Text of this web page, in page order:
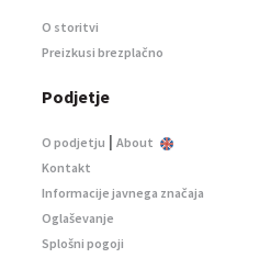
O storitvi
Preizkusi brezplačno
Podjetje
O podjetju | About
Kontakt
Informacije javnega značaja
Oglaševanje
Splošni pogoji